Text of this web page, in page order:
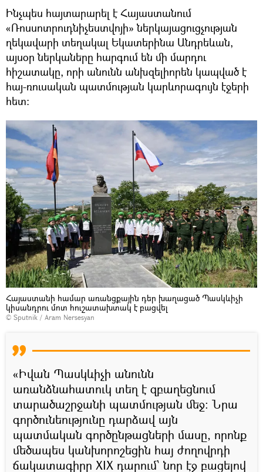
Ինչպես հայտարարել է Հայաստանում
«Ռոսսոտրուդնիչեստվոյի» ներկայացուցչության
ղեկավարի տեղակալ Եկատերինա Անդրեևան,
այսօր ներկաները հարգում են մի մարդու
հիշատակը, որի անունն անխզելիորեն կապված է
հայ-ռուսական պատմության կարևորագույն էջերի
հետ։
Հայաստանի համար առանցքային դեր խաղացած Պասկևիչի
կիսանդրու մոտ հուշատախտակ է բացվել
© Sputnik / Aram Nersesyan
«Իվան Պասկևիչի անունն
առանձնահատուկ տեղ է զբաղեցնում
տարածաշրջանի պատմության մեջ։ Նրա
գործունեությունը դարձավ այն
պատմական գործընթացների մասը, որոնք
մեծապես կանխորոշեցին հայ ժողովրդի
ճակատագիրը XIX դարում՝ նոր էջ բացելով